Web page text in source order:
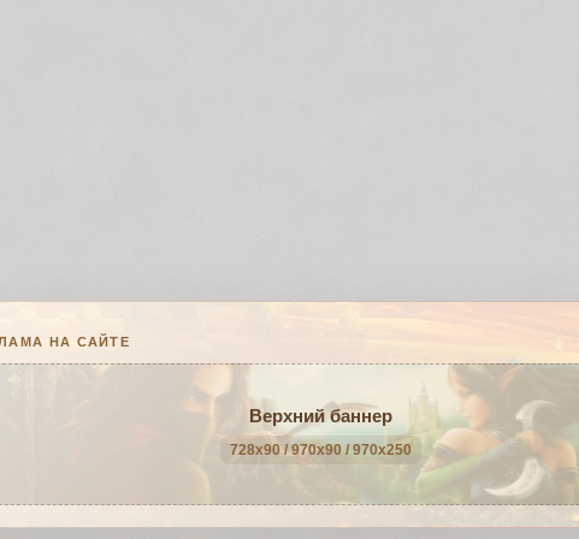
НА САЙТЕ
Верхний баннер
728x90 / 970x90 / 970x250